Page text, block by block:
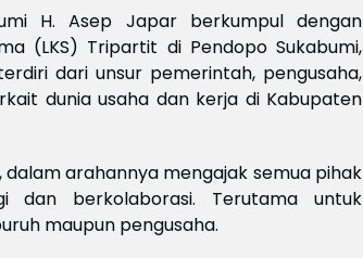
H. Asep Japar berkumpul dengan
(LKS) Tripartit di Pendopo Sukabumi,
dari unsur pemerintah, pengusaha,
dunia usaha dan kerja di Kabupaten
dalam arahannya mengajak semua pihak
dan berkolaborasi. Terutama untuk
maupun pengusaha.